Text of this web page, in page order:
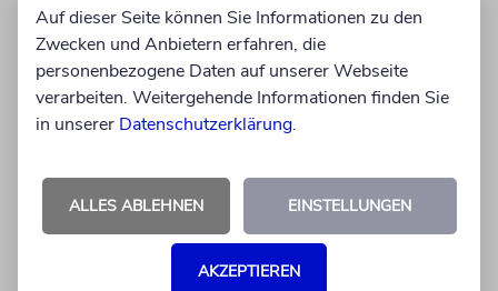
von Felix Schotland
07.08.2026
Auf dieser Seite können Sie Informationen zu den
Zwecken und Anbietern erfahren, die
personenbezogene Daten auf unserer Webseite
verarbeiten. Weitergehende Informationen finden Sie
in unserer Datenschutzerklärung.
ALLES ABLEHNEN EINSTELLUNGEN
AKZEPTIEREN